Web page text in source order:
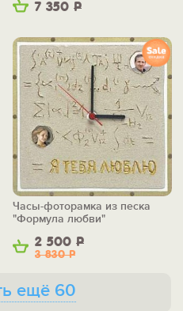
7 350 Р
2 500 Р
3 830Р
Часы-фоторамка из песка
"Формула любви"
ещё 60